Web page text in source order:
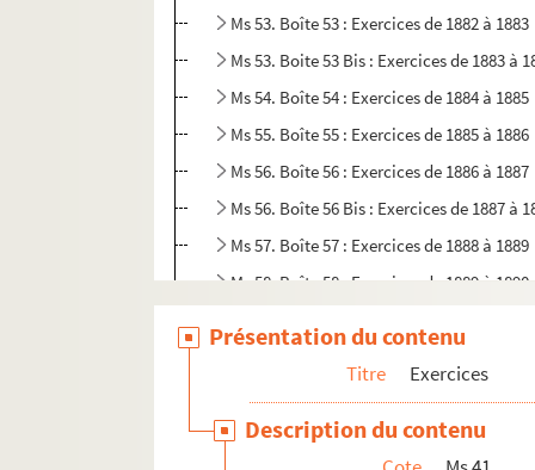
Ms 53. Boîte 53 : Exercices de 1882 à 1883
Ms 53. Boite 53 Bis : Exercices de 1883 à
Ms 54. Boîte 54 : Exercices de 1884 à 1885
Ms 55. Boîte 55 : Exercices de 1885 à 1886
Ms 56. Boîte 56 : Exercices de 1886 à 1887
Ms 56. Boîte 56 Bis : Exercices de 1887 à
Ms 57. Boîte 57 : Exercices de 1888 à 1889
Ms 58. Boîte 58 : Exercices de 1889 à 1890
Ms 62. Boîte 62 : Exercices de 1893 à 1894
Présentation du contenu
Titre Exercices
Description du contenu